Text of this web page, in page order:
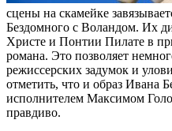
сцены на скамейке
Бездомного с Воландом. Их
Христе и Понтии Пилате в
романа. Это позволяет
режиссерских задумок и
отметить, что и образ Ивана
исполнителем Максимом
правдиво.